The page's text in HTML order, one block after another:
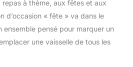
tous les adeptes de la
culture asiatique.
DÉCORATION
JAPONAISE - Teinté
à thème, aux fêtes et aux
d’occasion « fête » va dans le
ensemble pensé pour marquer un
une vaisselle de tous les